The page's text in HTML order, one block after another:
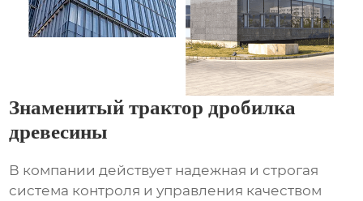
Знаменитый трактор дробилка
древесины
В компании действует надежная и строгая
система контроля и управления качеством